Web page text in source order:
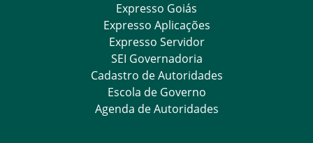
Expresso Goiás
Expresso Aplicações
Expresso Servidor
SEI Governadoria
Cadastro de Autoridades
Escola de Governo
Agenda de Autoridades